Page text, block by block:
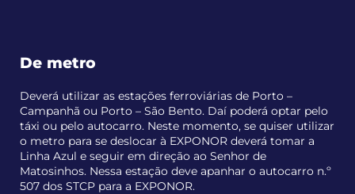
De metro
Deverá utilizar as estações ferroviárias de Porto –
Campanhã ou Porto – São Bento. Daí poderá optar pelo
táxi ou pelo autocarro. Neste momento, se quiser utilizar
o metro para se deslocar à EXPONOR deverá tomar a
Linha Azul e seguir em direção ao Senhor de
Matosinhos. Nessa estação deve apanhar o autocarro n.º
507 dos STCP para a EXPONOR.